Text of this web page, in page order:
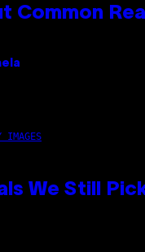
Common
IMAGES
We Still